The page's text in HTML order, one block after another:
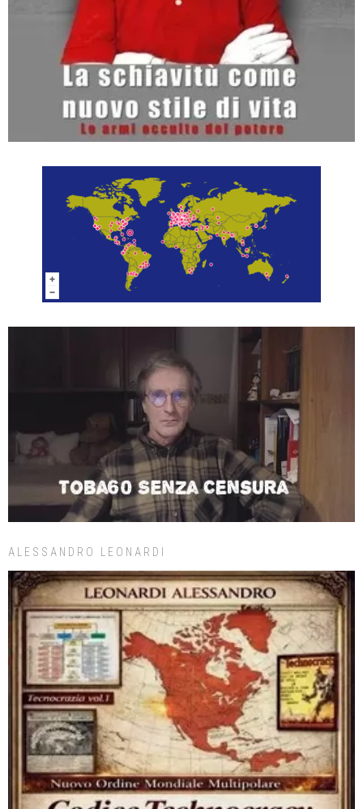
ALESSANDRO LEONARDI